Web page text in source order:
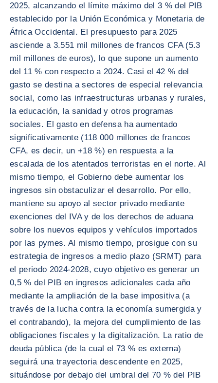
2025, alcanzando el límite máximo del 3 % del PIB
establecido por la Unión Económica y Monetaria de
África Occidental. El presupuesto para 2025
asciende a 3.551 mil millones de francos CFA (5.3
mil millones de euros), lo que supone un aumento
del 11 % con respecto a 2024. Casi el 42 % del
gasto se destina a sectores de especial relevancia
social, como las infraestructuras urbanas y rurales,
la educación, la sanidad y otros programas
sociales. El gasto en defensa ha aumentado
significativamente (118 000 millones de francos
CFA, es decir, un +18 %) en respuesta a la
escalada de los atentados terroristas en el norte. Al
mismo tiempo, el Gobierno debe aumentar los
ingresos sin obstaculizar el desarrollo. Por ello,
mantiene su apoyo al sector privado mediante
exenciones del IVA y de los derechos de aduana
sobre los nuevos equipos y vehículos importados
por las pymes. Al mismo tiempo, prosigue con su
estrategia de ingresos a medio plazo (SRMT) para
el periodo 2024-2028, cuyo objetivo es generar un
0,5 % del PIB en ingresos adicionales cada año
mediante la ampliación de la base impositiva (a
través de la lucha contra la economía sumergida y
el contrabando), la mejora del cumplimiento de las
obligaciones fiscales y la digitalización. La ratio de
deuda pública (de la cual el 73 % es externa)
seguirá una trayectoria descendente en 2025,
situándose por debajo del umbral del 70 % del PIB